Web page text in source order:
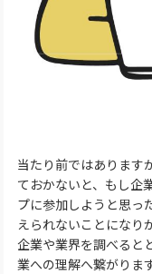
当たり前ではあります
ておかないと、もし企
プに参加しようと思っ
えられないことになり
企業や業界を調べると
業への理解へ繋がりま